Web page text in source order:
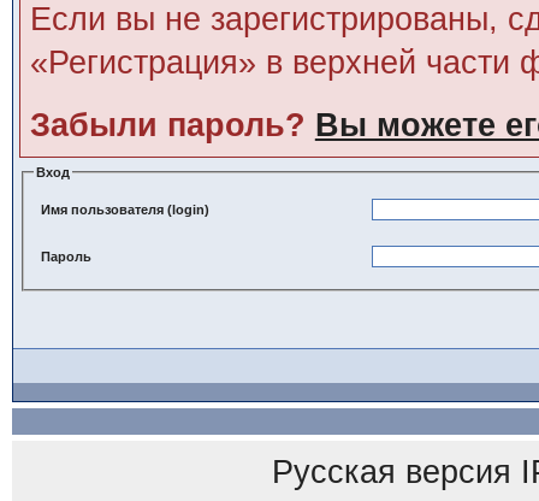
Если вы не зарегистрированы,
«Регистрация» в верхней части
Забыли пароль? Вы можете
Вход
Имя пользователя (login)
Пароль
Русская версия